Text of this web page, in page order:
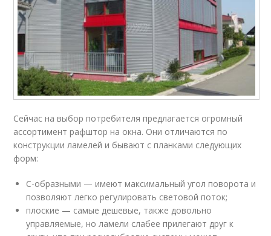
Сейчас на выбор потребителя предлагается огромный
ассортимент рафштор на окна. Они отличаются по
конструкции ламелей и бывают с планками следующих
форм:
С-образными — имеют максимальный угол поворота и
позволяют легко регулировать световой поток;
плоские — самые дешевые, также довольно
управляемые, но ламели слабее прилегают друг к